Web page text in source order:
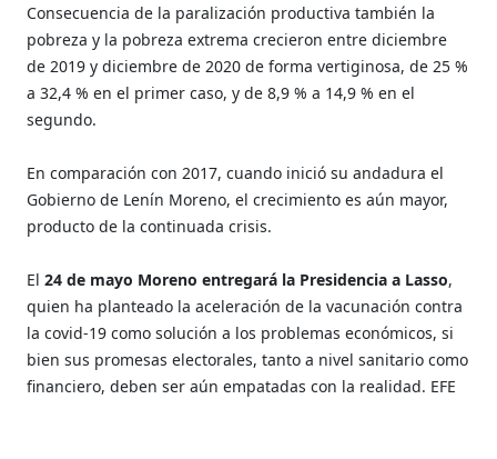
Consecuencia de la paralización productiva también la
pobreza y la pobreza extrema crecieron entre diciembre
de 2019 y diciembre de 2020 de forma vertiginosa, de 25 %
a 32,4 % en el primer caso, y de 8,9 % a 14,9 % en el
segundo.
En comparación con 2017, cuando inició su andadura el
Gobierno de Lenín Moreno, el crecimiento es aún mayor,
producto de la continuada crisis.
El24 de mayo Moreno entregará la Presidencia a Lasso,
quien ha planteado la aceleración de la vacunación contra
la covid-19 como solución a los problemas económicos, si
bien sus promesas electorales, tanto a nivel sanitario como
financiero, deben ser aún empatadas con la realidad. EFE